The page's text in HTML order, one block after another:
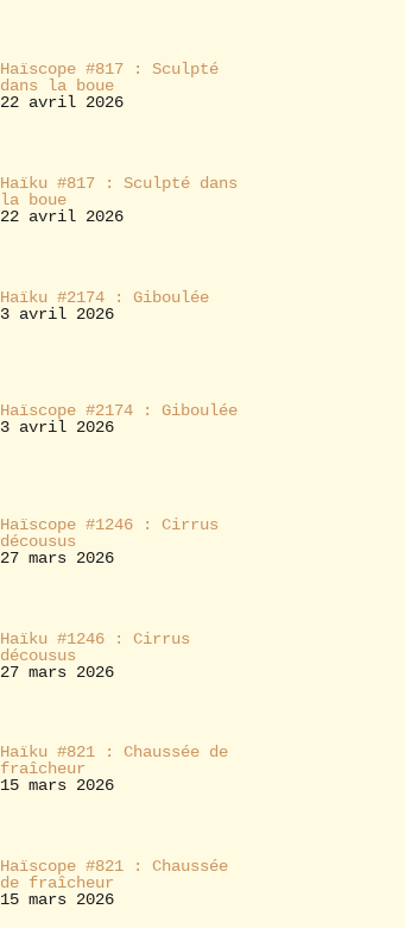
Haïscope #817 : Sculpté
dans la boue
22 avril 2026
Haïku #817 : Sculpté dans
la boue
22 avril 2026
Haïku #2174 : Giboulée
3 avril 2026
Haïscope #2174 : Giboulée
3 avril 2026
Haïscope #1246 : Cirrus
décousus
27 mars 2026
Haïku #1246 : Cirrus
décousus
27 mars 2026
Haïku #821 : Chaussée de
fraîcheur
15 mars 2026
Haïscope #821 : Chaussée
de fraîcheur
15 mars 2026